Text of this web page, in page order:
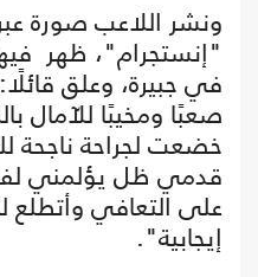
ونشر اللاعب صورة
"إنستجرام"، ظهر
في جبيرة، وعلق
صعبًا ومخيبًا للآمال
خضعت لجراحة
قدمي ظل يؤلمني
على التعافي وأتطلع
إيجابية".